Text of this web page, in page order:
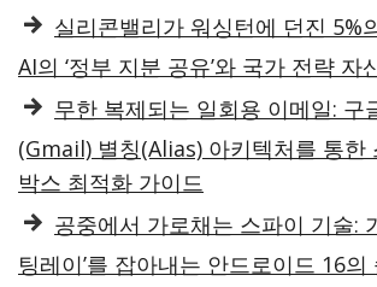
실리콘밸리가 워싱턴에 던진 5%
AI의 ‘정부 지분 공유’와 국가 전략 자
무한 복제되는 일회용 이메일: 구
(Gmail) 별칭(Alias) 아키텍처를 통한
박스 최적화 가이드
공중에서 가로채는 스파이 기술:
팅레이’를 잡아내는 안드로이드 16의